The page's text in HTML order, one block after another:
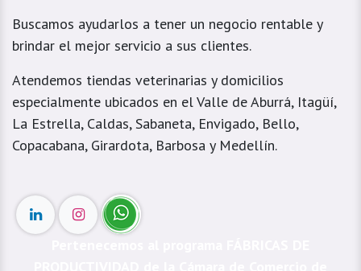
Buscamos ayudarlos a tener un negocio rentable y
brindar el mejor servicio a sus clientes.
Atendemos tiendas veterinarias y domicilios
especialmente ubicados en el Valle de Aburrá, Itagüí,
La Estrella, Caldas, Sabaneta, Envigado, Bello,
Copacabana, Girardota, Barbosa y Medellín.